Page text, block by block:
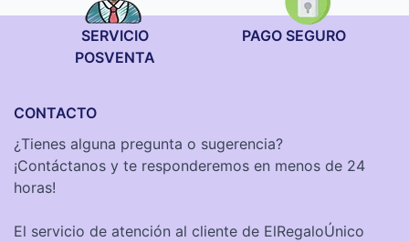
SERVICIO
POSVENTA
PAGO SEGURO
CONTACTO
¿Tienes alguna pregunta o sugerencia?
¡Contáctanos y te responderemos en menos de 24
horas!
El servicio de atención al cliente de ElRegaloÚnico